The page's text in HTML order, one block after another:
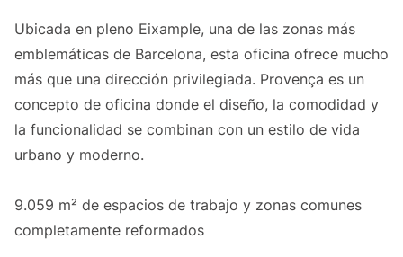
Ubicada en pleno Eixample, una de las zonas más
emblemáticas de Barcelona, esta oficina ofrece mucho
más que una dirección privilegiada. Provença es un
concepto de oficina donde el diseño, la comodidad y
la funcionalidad se combinan con un estilo de vida
urbano y moderno.
9.059 m² de espacios de trabajo y zonas comunes
completamente reformados